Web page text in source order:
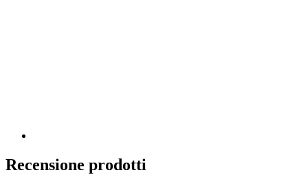
Recensione prodotti